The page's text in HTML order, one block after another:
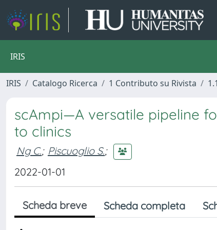
IRIS
IRIS Catalogo Ricerca 1 Contributo su Rivista
scAmpi—A versatile pipeline
to clinics
Ng C.; Piscuoglio S.;
2022-01-01
Scheda breve Scheda completa